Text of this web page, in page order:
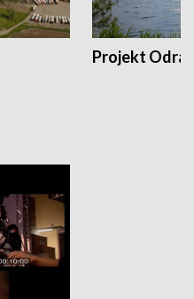
Projekt Odra